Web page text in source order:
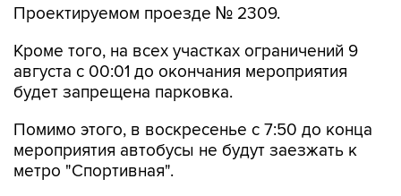
Проектируемом проезде № 2309.
Кроме того, на всех участках ограничений 9
августа с 00:01 до окончания мероприятия
будет запрещена парковка.
Помимо этого, в воскресенье с 7:50 до конца
мероприятия автобусы не будут заезжать к
метро "Спортивная".